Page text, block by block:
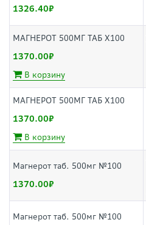
1326.40
МАГНЕРОТ 500МГ ТАБ Х100
1370.00
В корзину
МАГНЕРОТ 500МГ ТАБ Х100
1370.00
В корзину
Магнерот таб. 500мг №100
1370.00
Магнерот таб. 500мг №100